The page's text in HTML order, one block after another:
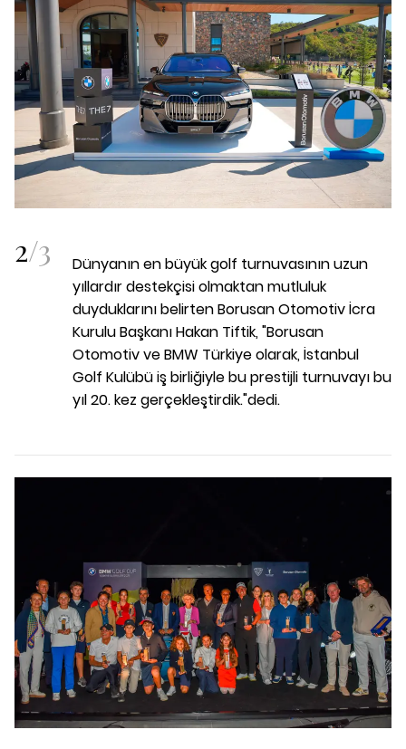
2/3
Dünyanın en büyük golf turnuvasının uzun
yıllardır destekçisi olmaktan mutluluk
duyduklarını belirten Borusan Otomotiv İcra
Kurulu Başkanı Hakan Tiftik, "Borusan
Otomotiv ve BMW Türkiye olarak, İstanbul
Golf Kulübü iş birliğiyle bu prestijli turnuvayı bu
yıl 20. kez gerçekleştirdik."dedi.